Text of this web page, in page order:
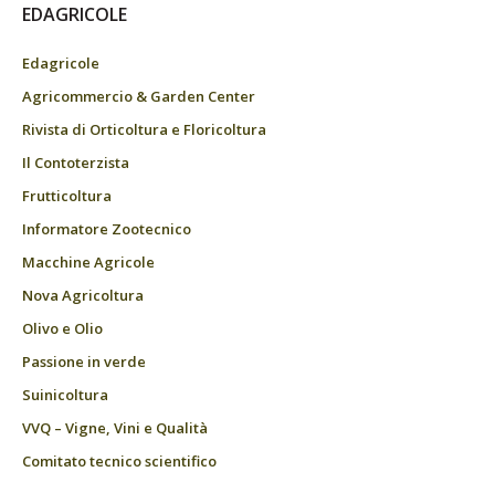
EDAGRICOLE
Edagricole
Agricommercio & Garden Center
Rivista di Orticoltura e Floricoltura
Il Contoterzista
Frutticoltura
Informatore Zootecnico
Macchine Agricole
Nova Agricoltura
Olivo e Olio
Passione in verde
Suinicoltura
VVQ – Vigne, Vini e Qualità
Comitato tecnico scientifico